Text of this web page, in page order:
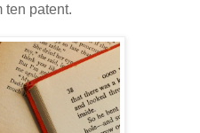
ten patent.